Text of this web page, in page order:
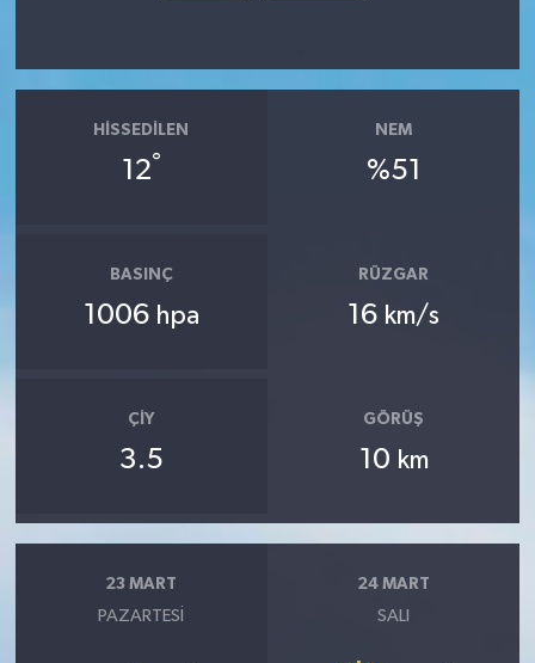
HISSEDILEN
12°
NEM
%51
BASINÇ
1006 hpa
RÜZGAR
16 km/s
ÇIY
3.5
GÖRÜŞ
10 km
23 MART
PAZARTESI
24 MART
SALI